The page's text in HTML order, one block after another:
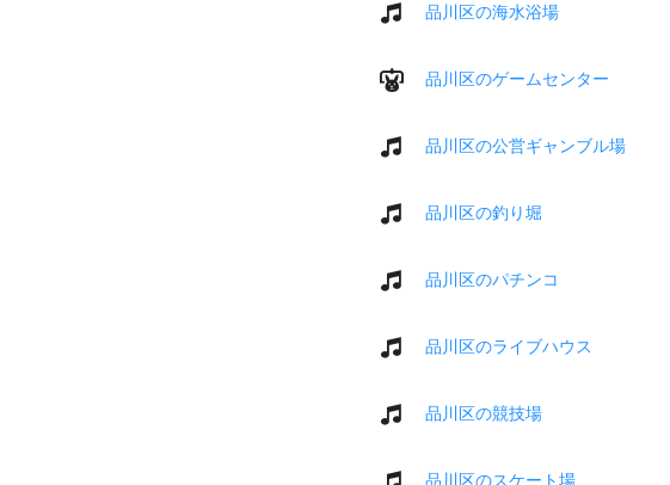
品川区の海水浴場
品川区のゲームセンター
品川区の公営ギャンブル場
品川区の釣り堀
品川区のパチンコ
品川区のライブハウス
品川区の競技場
品川区のスケート場